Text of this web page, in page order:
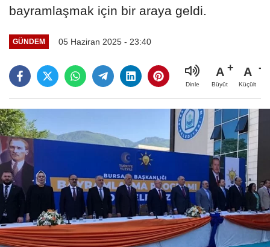
bayramlaşmak için bir araya geldi.
GÜNDEM 05 Haziran 2025 - 23:40
Dinle
A
Büyüt
A
Küçült